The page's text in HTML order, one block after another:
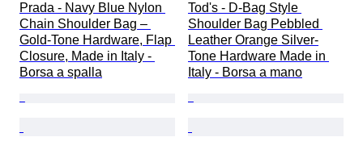
Prada - Navy Blue Nylon
Chain Shoulder Bag –
Gold-Tone Hardware, Flap
Closure, Made in Italy -
Borsa a spalla
Tod's - D-Bag Style
Shoulder Bag Pebbled
Leather Orange Silver-
Tone Hardware Made in
Italy - Borsa a mano